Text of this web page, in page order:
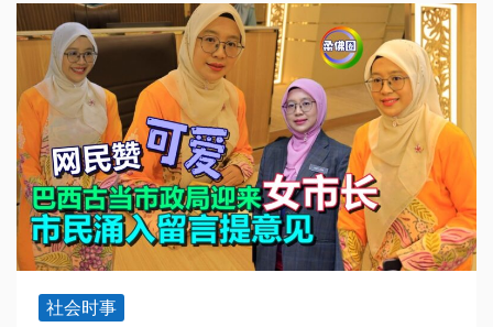
社会时事